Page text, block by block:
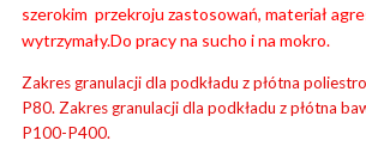
szerokim przekroju zastosowań, materiał
wytrzymały.Do pracy na sucho i na mokro.
Zakres granulacji dla podkładu z płótna
P80. Zakres granulacji dla podkładu z płótna
P100-P400.